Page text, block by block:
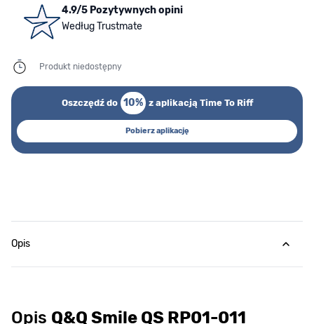
4.9/5 Pozytywnych opini
Według Trustmate
Produkt niedostępny
Oszczędź do 10% z aplikacją Time To Riff
Pobierz aplikację
Opis
Opis Q&Q Smile QS RP01-011